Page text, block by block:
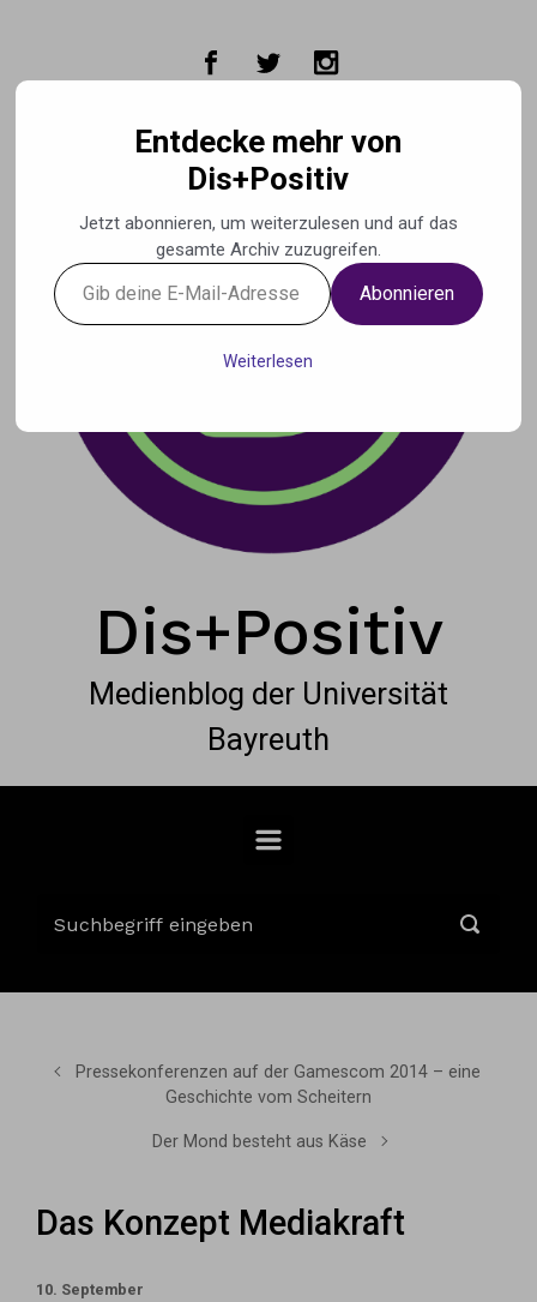
Dis+Positiv
Medienblog der Universität
Bayreuth
Pressekonferenzen auf der Gamescom 2014 – eine
Geschichte vom Scheitern
Der Mond besteht aus Käse
Das Konzept Mediakraft
10. September
Entdecke mehr von
Dis+Positiv
Jetzt abonnieren, um weiterzulesen und auf das
gesamte Archiv zuzugreifen.
Gib
deine
Abonnieren
Weiterlesen